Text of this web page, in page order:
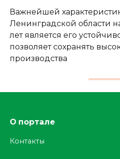
Важнейшей
Ленинградской области
лет является его
позволяет сохранять
производства
О портале
Контакты